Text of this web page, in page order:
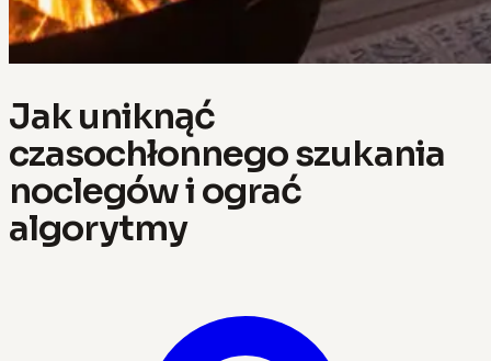
Jak uniknąć
czasochłonnego szukania
noclegów i ograć
algorytmy